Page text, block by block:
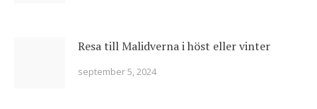
Resa till Malidverna i höst eller vinter
september 5, 2024